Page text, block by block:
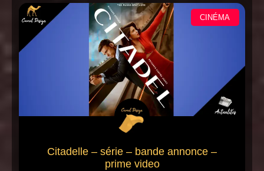
CINÉMA
Citadelle – série – bande annonce –
prime video